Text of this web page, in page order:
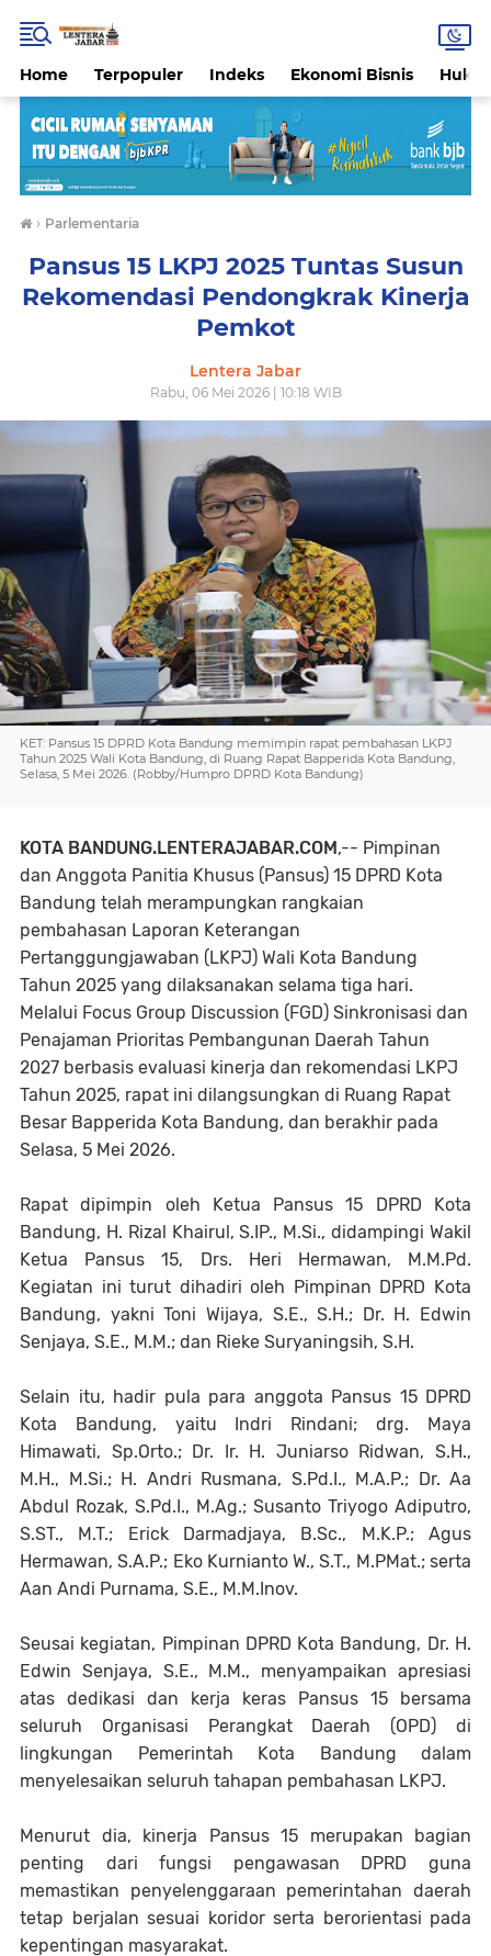
Home Terpopuler Indeks Ekonomi Bisnis
› Parlementaria
Pansus 15 LKPJ 2025 Tuntas Susun
Rekomendasi Pendongkrak Kinerja
Pemkot
Lentera Jabar
Rabu, 06 Mei 2026 | 10:18 WIB
KET: Pansus 15 DPRD Kota Bandung memimpin rapat pembahasan LKPJ
Tahun 2025 Wali Kota Bandung, di Ruang Rapat Bapperida Kota Bandung,
Selasa, 5 Mei 2026. (Robby/Humpro DPRD Kota Bandung)
KOTA BANDUNG.LENTERAJABAR.COM,-- Pimpinan
dan Anggota Panitia Khusus (Pansus) 15 DPRD Kota
Bandung telah merampungkan rangkaian
pembahasan Laporan Keterangan
Pertanggungjawaban (LKPJ) Wali Kota Bandung
Tahun 2025 yang dilaksanakan selama tiga hari.
Melalui Focus Group Discussion (FGD) Sinkronisasi dan
Penajaman Prioritas Pembangunan Daerah Tahun
2027 berbasis evaluasi kinerja dan rekomendasi LKPJ
Tahun 2025, rapat ini dilangsungkan di Ruang Rapat
Besar Bapperida Kota Bandung, dan berakhir pada
Selasa, 5 Mei 2026.
Rapat dipimpin oleh Ketua Pansus 15 DPRD Kota
Bandung, H. Rizal Khairul, S.IP., M.Si., didampingi Wakil
Ketua Pansus 15, Drs. Heri Hermawan, M.M.Pd.
Kegiatan ini turut dihadiri oleh Pimpinan DPRD Kota
Bandung, yakni Toni Wijaya, S.E., S.H.; Dr. H. Edwin
Senjaya, S.E., M.M.; dan Rieke Suryaningsih, S.H.
Selain itu, hadir pula para anggota Pansus 15 DPRD
Kota Bandung, yaitu Indri Rindani; drg. Maya
Himawati, Sp.Orto.; Dr. Ir. H. Juniarso Ridwan, S.H.,
M.H., M.Si.; H. Andri Rusmana, S.Pd.I., M.A.P.; Dr. Aa
Abdul Rozak, S.Pd.I., M.Ag.; Susanto Triyogo Adiputro,
S.ST., M.T.; Erick Darmadjaya, B.Sc., M.K.P.; Agus
Hermawan, S.A.P.; Eko Kurnianto W., S.T., M.PMat.; serta
Aan Andi Purnama, S.E., M.M.Inov.
Seusai kegiatan, Pimpinan DPRD Kota Bandung, Dr. H.
Edwin Senjaya, S.E., M.M., menyampaikan apresiasi
atas dedikasi dan kerja keras Pansus 15 bersama
seluruh Organisasi Perangkat Daerah (OPD) di
lingkungan Pemerintah Kota Bandung dalam
menyelesaikan seluruh tahapan pembahasan LKPJ.
Menurut dia, kinerja Pansus 15 merupakan bagian
penting dari fungsi pengawasan DPRD guna
memastikan penyelenggaraan pemerintahan daerah
tetap berjalan sesuai koridor serta berorientasi pada
kepentingan masyarakat.